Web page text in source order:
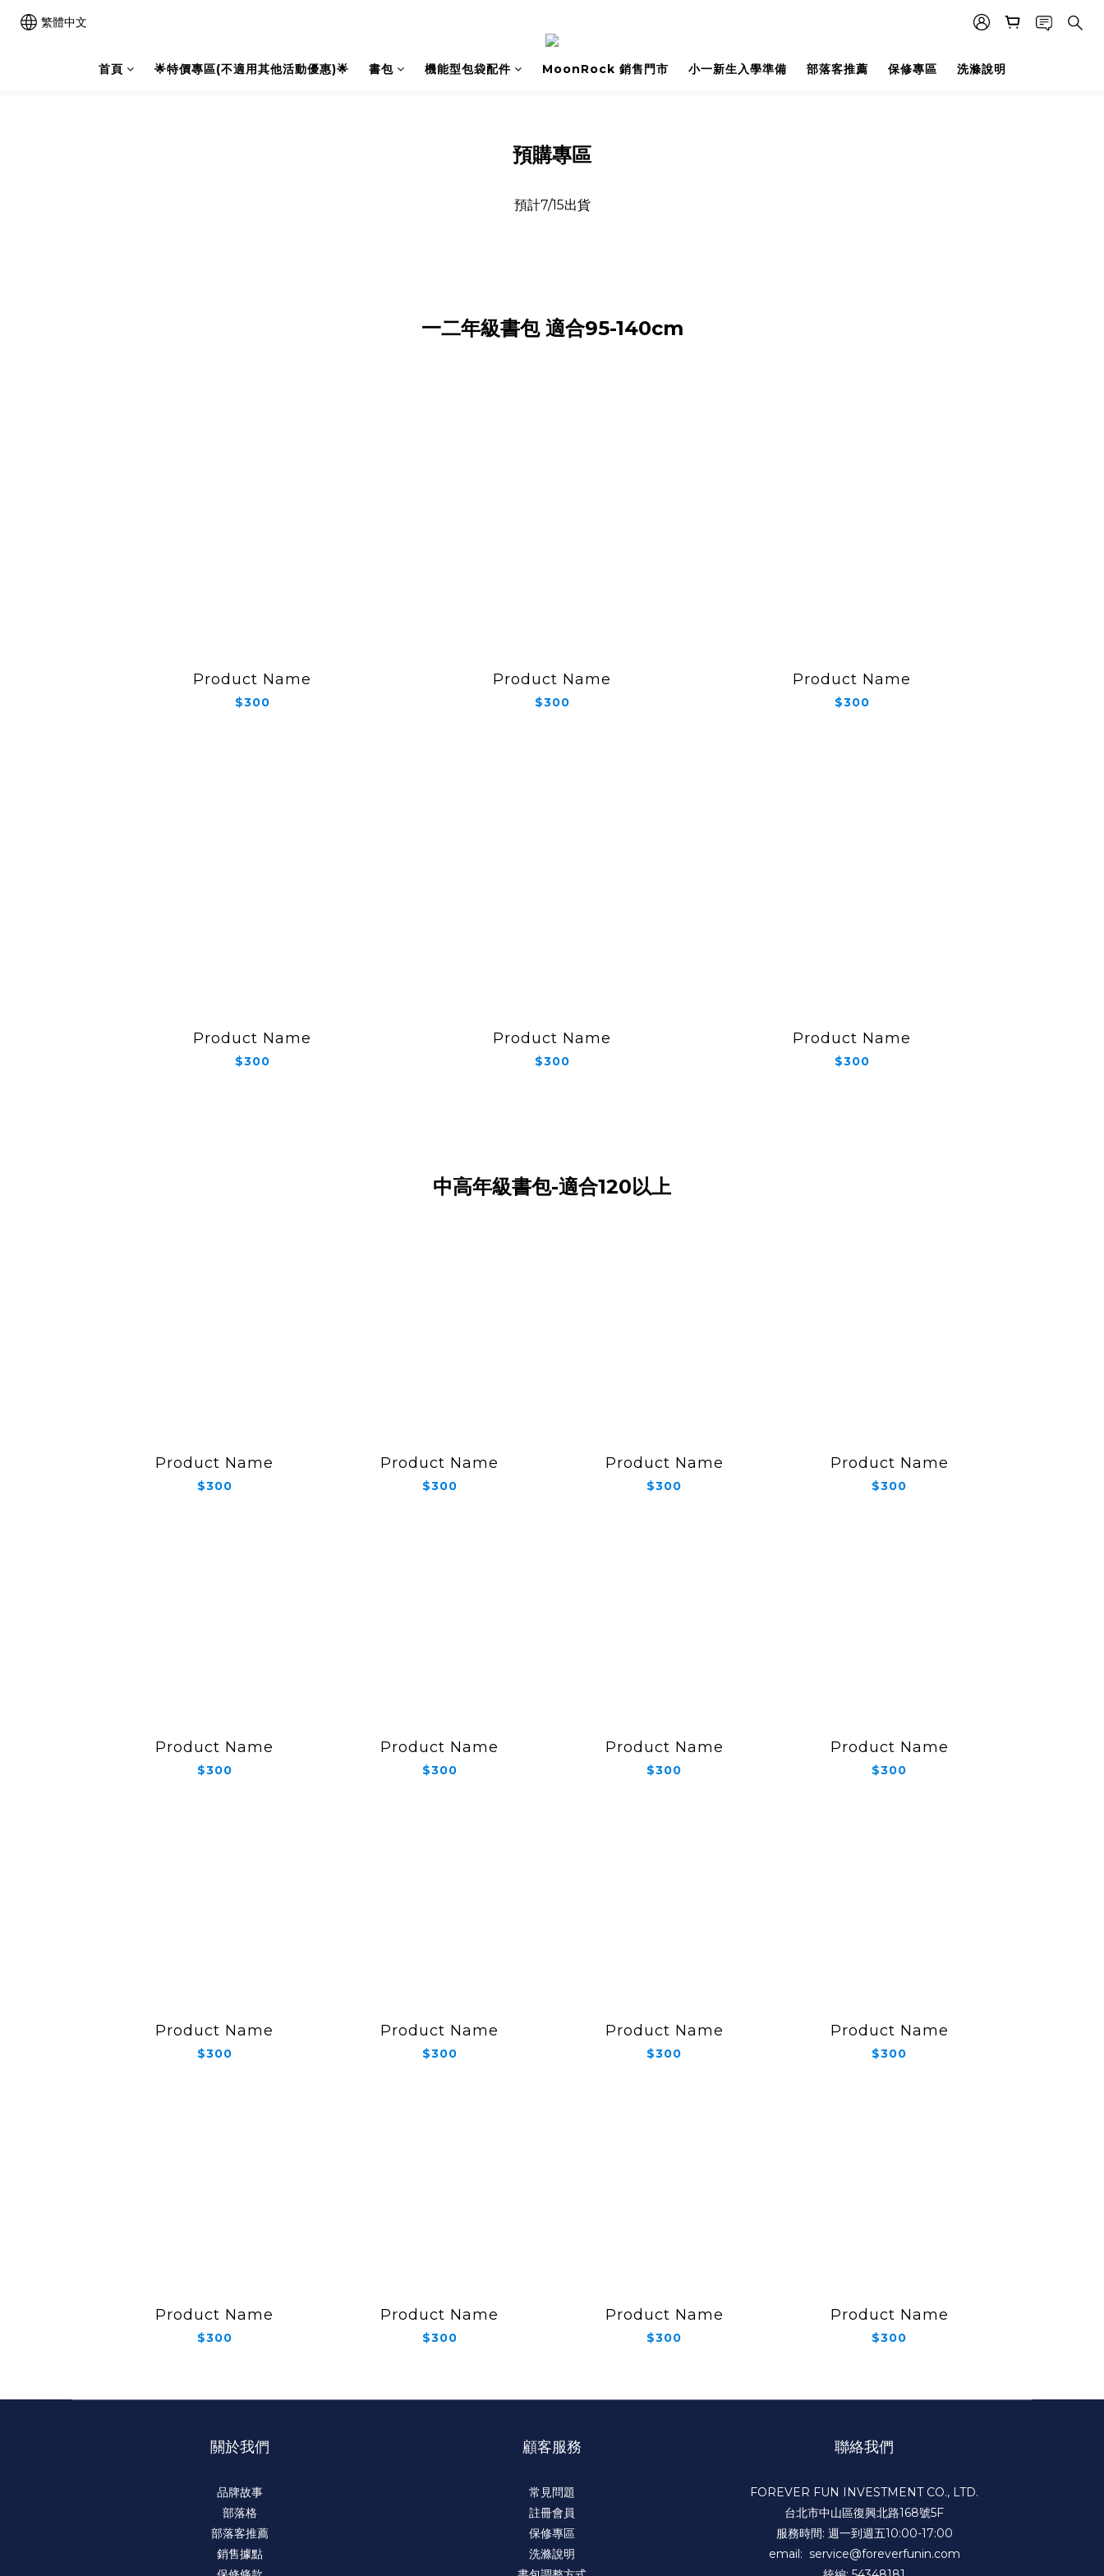
繁體中文
首頁 🌟特價專區(不適用其他活動優惠)🌟 書包 機能型包袋配件 MoonRock 銷售門市 小一新生入學準備 部落客推薦 保修專區 洗滌說明
預購專區
預計7/15出貨
一二年級書包 適合95-140cm
Product Name
$300
Product Name
$300
Product Name
$300
Product Name
$300
Product Name
$300
Product Name
$300
中高年級書包-適合120以上
Product Name
$300
Product Name
$300
Product Name
$300
Product Name
$300
Product Name
$300
Product Name
$300
Product Name
$300
Product Name
$300
Product Name
$300
Product Name
$300
Product Name
$300
Product Name
$300
Product Name
$300
Product Name
$300
Product Name
$300
Product Name
$300
關於我們
品牌故事
部落格
部落客推薦
銷售據點
顧客服務
常見問題
註冊會員
保修專區
洗滌說明
聯絡我們
FOREVER FUN INVESTMENT CO., LTD.
台北市中山區復興北路168號5F
服務時間: 週一到週五10:00-17:00
email: service@foreverfunin.com